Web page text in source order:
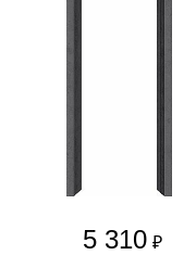
5 310 ₽